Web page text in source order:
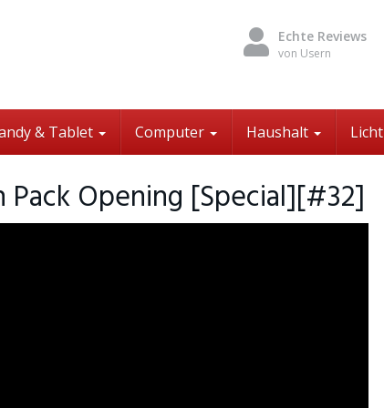
Echte Reviews
von Usern
& Tablet Computer Haushalt Licht
Opening [Special][#32]